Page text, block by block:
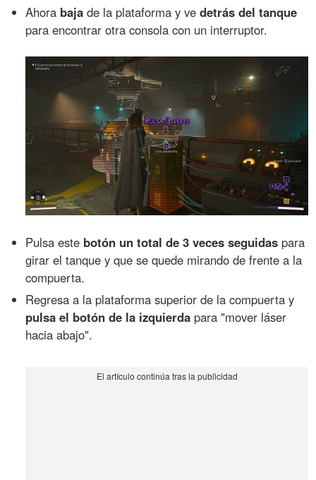
Ahora baja de la plataforma y vedetrás del tanque
para encontrar otra consola con un interruptor.
Pulsa este botón un total de 3 veces seguidas para
girar el tanque y que se quede mirando de frente a la
compuerta.
Regresa a la plataforma superior de la compuerta y
pulsa el botón de la izquierda para "mover láser
hacia abajo".